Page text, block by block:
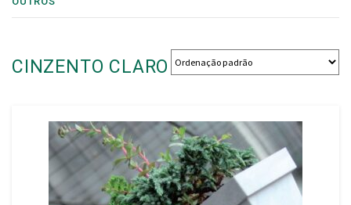
CINZENTO CLARO